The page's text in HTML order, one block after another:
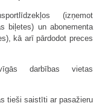
(izņemot
biļetes) un abonementa
kā arī pārdodot preces
darbības vietas
tieši saistīti ar pasažieru